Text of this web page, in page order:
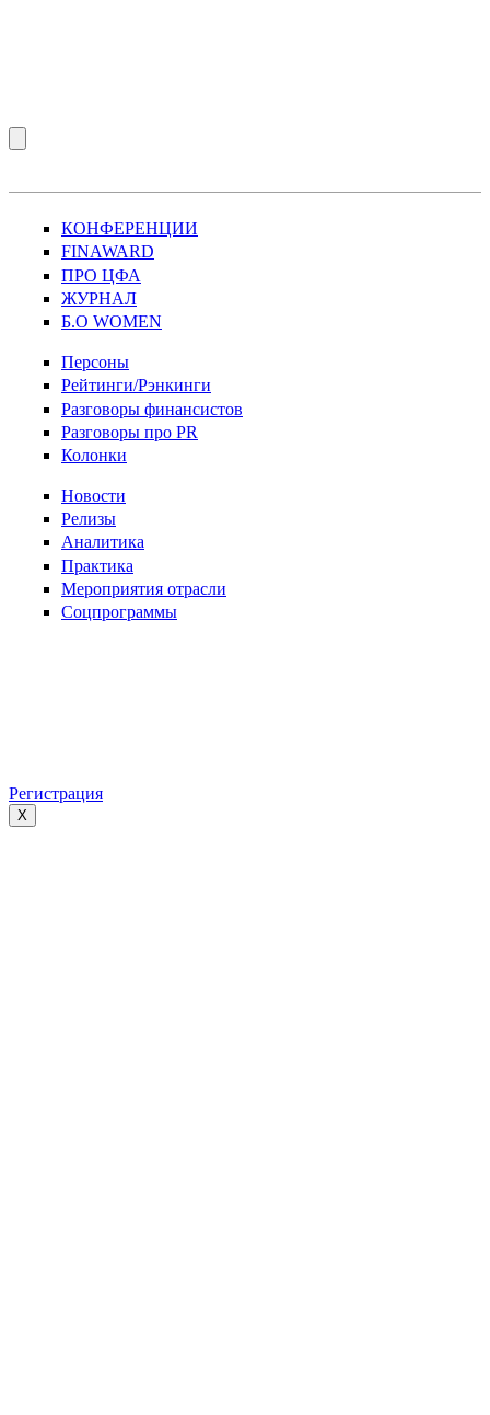
КОНФЕРЕНЦИИ
FINAWARD
ПРО ЦФА
ЖУРНАЛ
Б.О WOMEN
Персоны
Рейтинги/Рэнкинги
Разговоры финансистов
Разговоры про PR
Колонки
Новости
Релизы
Аналитика
Практика
Мероприятия отрасли
Соцпрограммы
Регистрация
X